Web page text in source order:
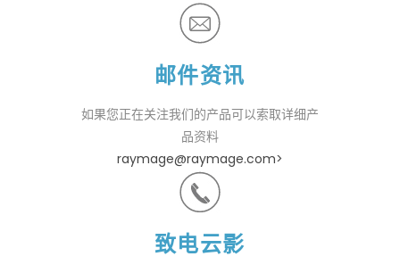
邮件资讯
如果您正在关注我们的产品可以索取详细产
品资料
raymage@raymage.com>
致电云影